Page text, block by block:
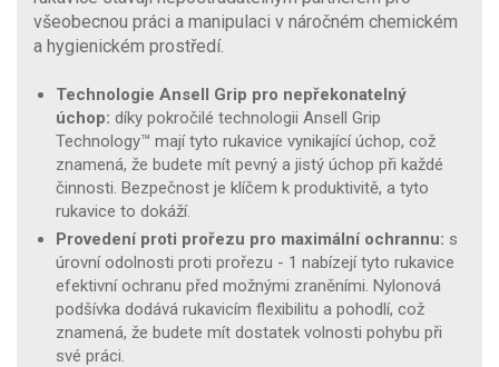
všeobecnou práci a manipulaci v náročném chemickém
a hygienickém prostředí.
Technologie Ansell Grip pro nepřekonatelný
úchop: díky pokročilé technologii Ansell Grip
Technology™ mají tyto rukavice vynikající úchop, což
znamená, že budete mít pevný a jistý úchop při každé
činnosti. Bezpečnost je klíčem k produktivitě, a tyto
rukavice to dokáží.
Provedení proti prořezu pro maximální ochrannu: s
úrovní odolnosti proti prořezu - 1 nabízejí tyto rukavice
efektivní ochranu před možnými zraněními. Nylonová
podšívka dodává rukavicím flexibilitu a pohodlí, což
znamená, že budete mít dostatek volnosti pohybu při
své práci.